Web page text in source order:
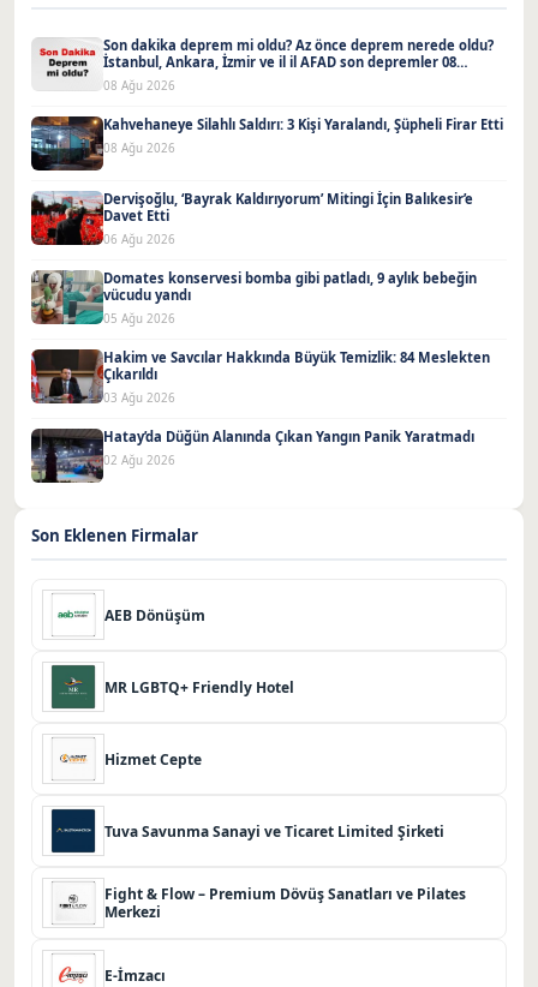
Son dakika deprem mi oldu? Az önce deprem nerede oldu?
İstanbul, Ankara, İzmir ve il il AFAD son depremler 08
Ağustos 2026
08 Ağu 2026
Kahvehaneye Silahlı Saldırı: 3 Kişi Yaralandı, Şüpheli Firar Etti
08 Ağu 2026
Dervişoğlu, ‘Bayrak Kaldırıyorum’ Mitingi İçin Balıkesir’e
Davet Etti
06 Ağu 2026
Domates konservesi bomba gibi patladı, 9 aylık bebeğin
vücudu yandı
05 Ağu 2026
Hakim ve Savcılar Hakkında Büyük Temizlik: 84 Meslekten
Çıkarıldı
03 Ağu 2026
Hatay’da Düğün Alanında Çıkan Yangın Panik Yaratmadı
02 Ağu 2026
Son Eklenen Firmalar
AEB Dönüşüm
MR LGBTQ+ Friendly Hotel
Hizmet Cepte
Tuva Savunma Sanayi ve Ticaret Limited Şirketi
Fight & Flow – Premium Dövüş Sanatları ve Pilates
Merkezi
E-İmzacı